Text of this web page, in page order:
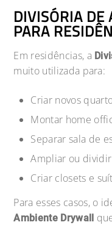
DIVISÓRIA
PARA
Em residências, a
muito utilizada para:
Criar novos
Montar home
Separar sala de
Ampliar ou
Criar closets e
Para esses casos, o
Ambiente Drywall